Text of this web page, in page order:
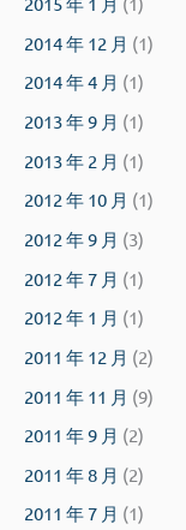
2014 年 12 月 (1)
2014 年 4 月 (1)
2013 年 9 月 (1)
2013 年 2 月 (1)
2012 年 10 月 (1)
2012 年 9 月 (3)
2012 年 7 月 (1)
2012 年 1 月 (1)
2011 年 12 月 (2)
2011 年 11 月 (9)
2011 年 9 月 (2)
2011 年 8 月 (2)
2011 年 7 月 (1)